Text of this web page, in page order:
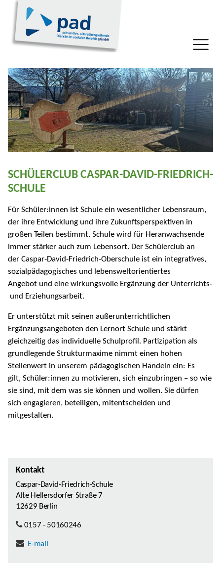
SCHÜLERCLUB CASPAR-DAVID-FRIEDRICH-
SCHULE
Für Schüler:innen ist Schule ein wesentlicher Lebensraum,
der ihre Entwicklung und ihre Zukunftsperspektiven in
großen Teilen bestimmt. Schule wird für Heranwachsende
immer stärker auch zum Lebensort. Der Schülerclub an
der Caspar-David-Friedrich-Oberschule ist ein integratives,
sozialpädagogisches und lebensweltorientiertes
Angebot und eine wirkungsvolle Ergänzung der Unterrichts‐
und Erziehungsarbeit.
Er unterstützt mit seinen außerunterrichtlichen
Ergänzungsangeboten den Lernort Schule und stärkt
gleichzeitig das individuelle Schulprofil. Partizipation als
grundlegende Strukturmaxime nimmt einen hohen
Stellenwert in unserem pädagogischen Handeln ein: Es
gilt, Schüler:innen zu motivieren, sich einzubringen – so wie
sie sind, mit dem was sie können und wollen. Sie dürfen
sich engagieren, beteiligen, mitentscheiden und
mitgestalten.
Kontakt
Caspar-David-Friedrich-Schule
Alte Hellersdorfer Straße 7
12629 Berlin
0157 - 50160246
E-mail